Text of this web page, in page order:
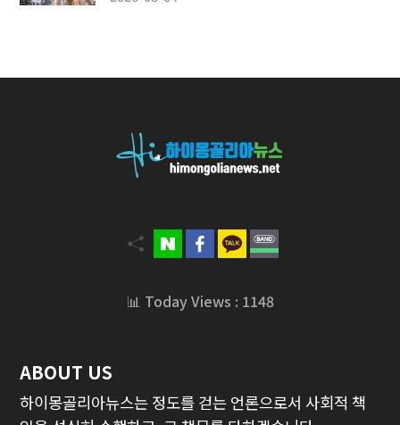
📊 Today Views : 1148
ABOUT US
하이몽골리아뉴스는 정도를 걷는 언론으로서 사회적 책